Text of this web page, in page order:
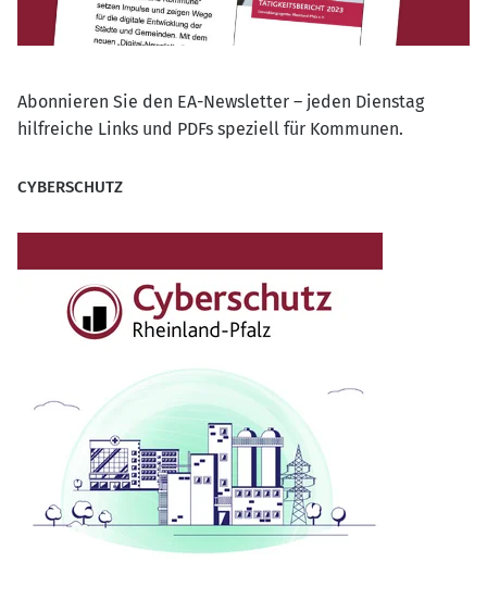
Abonnieren Sie den EA-Newsletter – jeden Dienstag
hilfreiche Links und PDFs speziell für Kommunen.
CYBERSCHUTZ